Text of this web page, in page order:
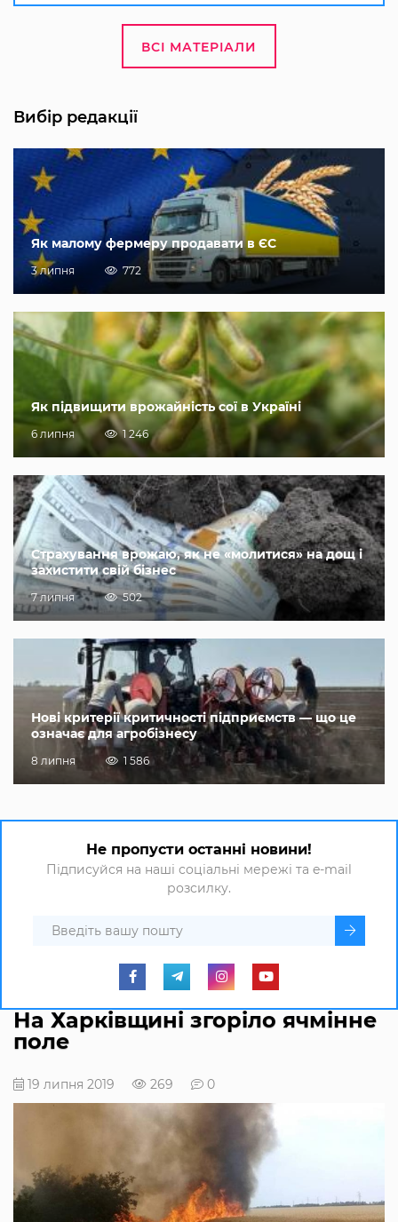
ВСІ МАТЕРІАЛИ
Вибір редакції
Як малому фермеру продавати в ЄС
3 липня 772
Як підвищити врожайність сої в Україні
6 липня 1 246
Страхування врожаю, як не «молитися» на дощ і
захистити свій бізнес
7 липня 502
Нові критерії критичності підприємств — що це
означає для агробізнесу
8 липня 1 586
Не пропусти останні новини!
Підписуйся на наші соціальні мережі та e-mail
розсилку.
На Харківщині згоріло ячмінне
поле
19 липня 2019 269 0